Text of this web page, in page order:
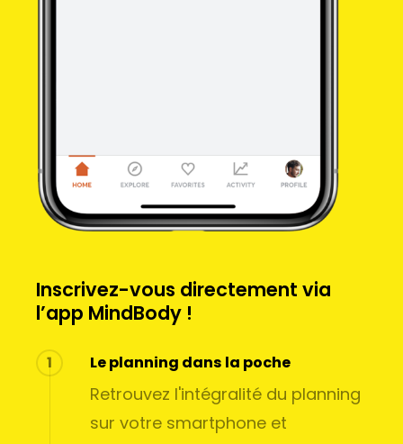
Inscrivez-vous directement via
l’app MindBody !
1 Le planning dans la poche
Retrouvez l'intégralité du planning
sur votre smartphone et